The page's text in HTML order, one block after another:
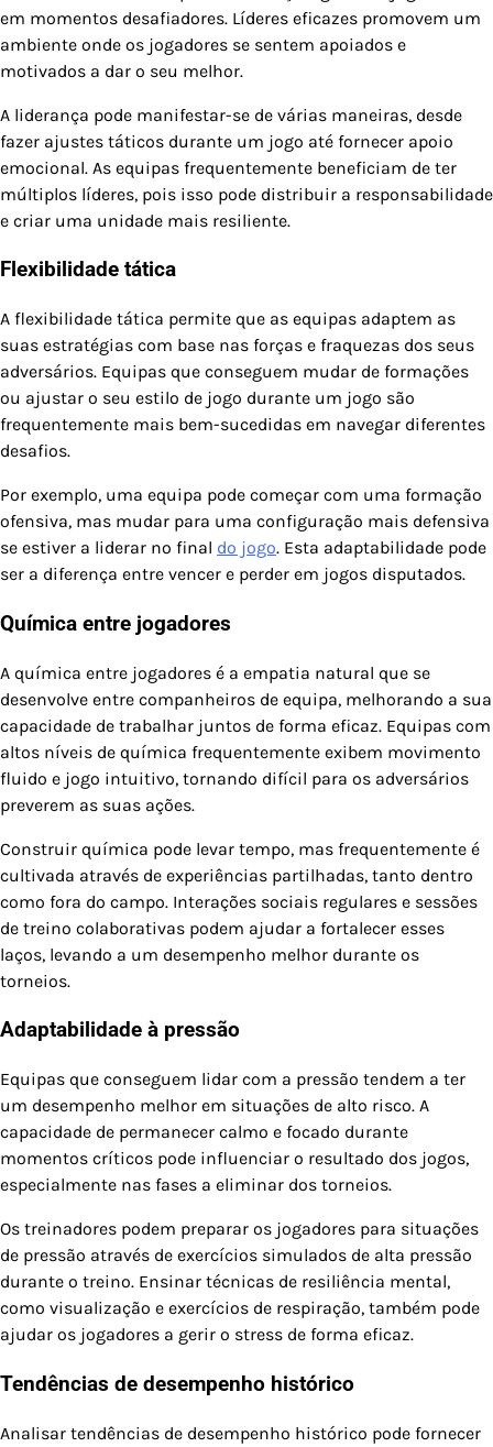
em momentos desafiadores. Líderes eficazes promovem um
ambiente onde os jogadores se sentem apoiados e
motivados a dar o seu melhor.
A liderança pode manifestar-se de várias maneiras, desde
fazer ajustes táticos durante um jogo até fornecer apoio
emocional. As equipas frequentemente beneficiam de ter
múltiplos líderes, pois isso pode distribuir a responsabilidade
e criar uma unidade mais resiliente.
Flexibilidade tática
A flexibilidade tática permite que as equipas adaptem as
suas estratégias com base nas forças e fraquezas dos seus
adversários. Equipas que conseguem mudar de formações
ou ajustar o seu estilo de jogo durante um jogo são
frequentemente mais bem-sucedidas em navegar diferentes
desafios.
Por exemplo, uma equipa pode começar com uma formação
ofensiva, mas mudar para uma configuração mais defensiva
se estiver a liderar no final do jogo. Esta adaptabilidade pode
ser a diferença entre vencer e perder em jogos disputados.
Química entre jogadores
A química entre jogadores é a empatia natural que se
desenvolve entre companheiros de equipa, melhorando a sua
capacidade de trabalhar juntos de forma eficaz. Equipas com
altos níveis de química frequentemente exibem movimento
fluido e jogo intuitivo, tornando difícil para os adversários
preverem as suas ações.
Construir química pode levar tempo, mas frequentemente é
cultivada através de experiências partilhadas, tanto dentro
como fora do campo. Interações sociais regulares e sessões
de treino colaborativas podem ajudar a fortalecer esses
laços, levando a um desempenho melhor durante os
torneios.
Adaptabilidade à pressão
Equipas que conseguem lidar com a pressão tendem a ter
um desempenho melhor em situações de alto risco. A
capacidade de permanecer calmo e focado durante
momentos críticos pode influenciar o resultado dos jogos,
especialmente nas fases a eliminar dos torneios.
Os treinadores podem preparar os jogadores para situações
de pressão através de exercícios simulados de alta pressão
durante o treino. Ensinar técnicas de resiliência mental,
como visualização e exercícios de respiração, também pode
ajudar os jogadores a gerir o stress de forma eficaz.
Tendências de desempenho histórico
Analisar tendências de desempenho histórico pode fornecer